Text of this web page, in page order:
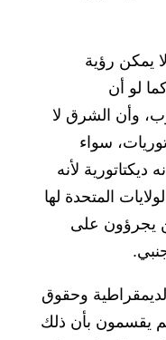
يمكن رؤية
لو أن
وأن الشرق لا
سواء
ديكتاتورية لأنه
المتحدة لها
يجرؤون على
وحقوق
يقسمون بأن ذلك